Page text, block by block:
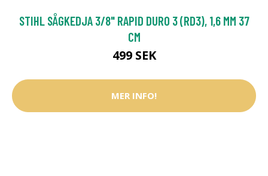
STIHL SÅGKEDJA 3/8" RAPID DURO 3 (RD3), 1,6 MM 37
CM
499 SEK
MER INFO!